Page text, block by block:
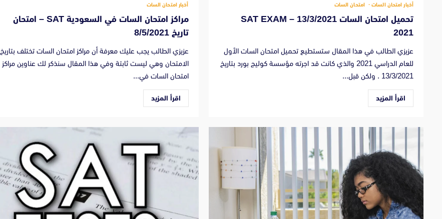
أخبار امتحان السات امتحان السات
تحميل امتحان السات 13/3/2021 – SAT EXAM
2021
عزيزي الطالب في هذا المقال ستستطيع تحميل امتحان السات الأول
للعام الدراسي 2021 والذي كانت قد اجرته مؤسسة كوليج بورد بتاريخ
13/3/2021 . ولكن قبل...
اقرأ المزيد
أخبار امتحان السات
مراكز امتحان السات في السعودية SAT – امتحان
تاريخ 8/5/2021
عزيزي الطالب يجب عليك معرفة أن مراكز امتحان السات تختلف بتاريخ
الامتحان وهي ليست ثابتة وفي هذا المقال سنذكر لك عناوين مراكز
امتحان السات في...
اقرأ المزيد